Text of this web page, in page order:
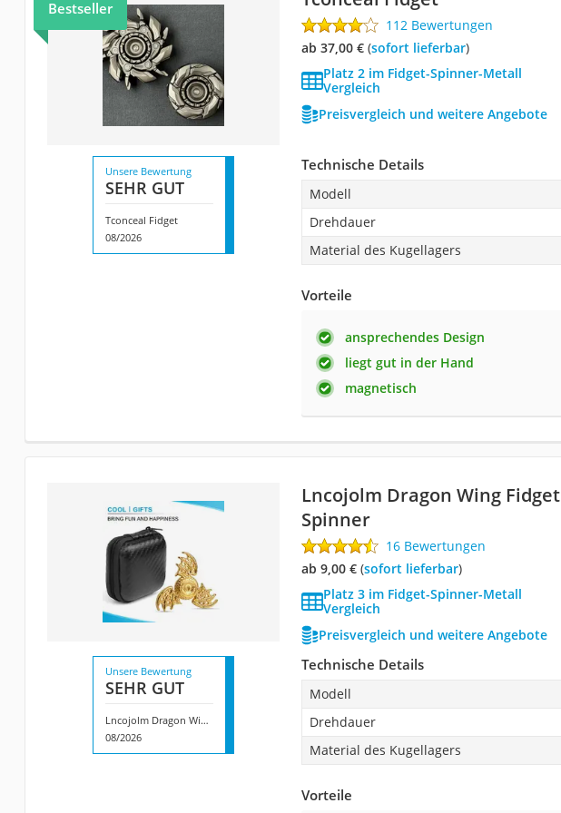
Bestseller
112 Bewertungen
ab 37,00 €( Sofort lieferbar)
Platz 2 im Fidget-Spinner-Metall
Vergleich
Preisvergleich und weitere Angebote
Unsere Bewertung
SEHR GUT
Tconceal Fidget
08/2026
Technische Details
Modell
Drehdauer
Material des Kugellagers
Vorteile
ansprechendes Design
liegt gut in der Hand
magnetisch
Lncojolm Dragon Wing Fidget
Spinner
16 Bewertungen
ab 9,00 €( Sofort lieferbar)
Platz 3 im Fidget-Spinner-Metall
Vergleich
Preisvergleich und weitere Angebote
Unsere Bewertung
SEHR GUT
Lncojolm Dragon Wing Fidget Spinner
08/2026
Technische Details
Modell
Drehdauer
Material des Kugellagers
Vorteile